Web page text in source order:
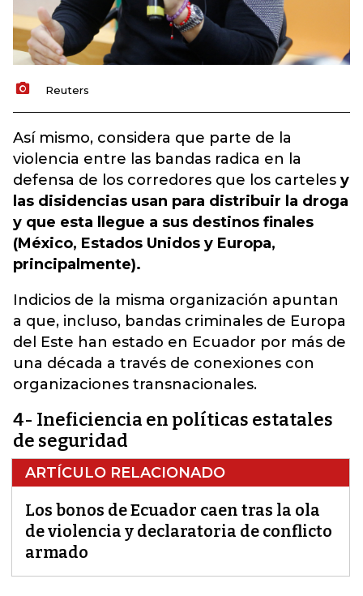
Reuters
Así mismo, considera que parte de la
violencia entre las bandas radica en la
defensa de los corredores que los carteles y
las disidencias usan para distribuir la droga
y que esta llegue a sus destinos finales
(México, Estados Unidos y Europa,
principalmente).
Indicios de la misma organización apuntan
a que, incluso, bandas criminales de Europa
del Este han estado en Ecuador por más de
una década a través de conexiones con
organizaciones transnacionales.
4- Ineficiencia en políticas estatales
de seguridad
ARTÍCULO RELACIONADO
Los bonos de Ecuador caen tras la ola
de violencia y declaratoria de conflicto
armado